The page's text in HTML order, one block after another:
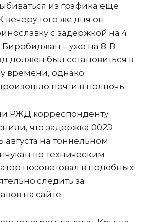
из графика еще
вечеру того же дня он
с задержкой на 4
Биробиджан – уже на 8. В
должен был остановиться в
времени, однако
почти в полночь.
РЖД корреспонденту
что задержка 002Э
августа на тоннельном
по техническим
посоветовал в подобных
следить за
на сайте.